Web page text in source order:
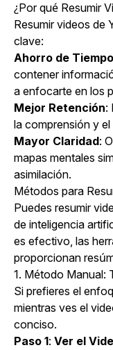
¿Por qué Resumir
Resumir videos de
clave:
Ahorro de Tiempo
contener
a enfocarte en los
Mejor Retención:
la comprensión y el
Mayor Claridad:
mapas mentales
asimilación.
Métodos para
Puedes resumir
de inteligencia
es efectivo, las
proporcionan
1. Método Manual:
Si prefieres el
mientras ves el
conciso.
Paso 1: Ver el